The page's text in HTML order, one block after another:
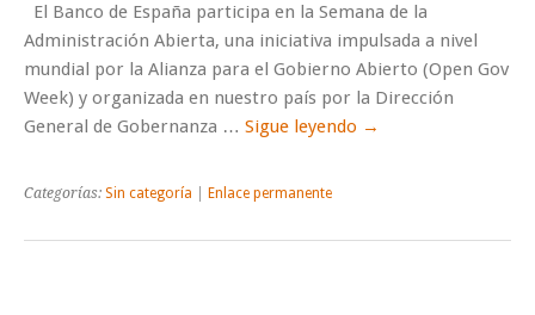
El Banco de España participa en la Semana de la
Administración Abierta, una iniciativa impulsada a nivel
mundial por la Alianza para el Gobierno Abierto (Open Gov
Week) y organizada en nuestro país por la Dirección
General de Gobernanza … Sigue leyendo →
Categorías: Sin categoría Enlace permanente